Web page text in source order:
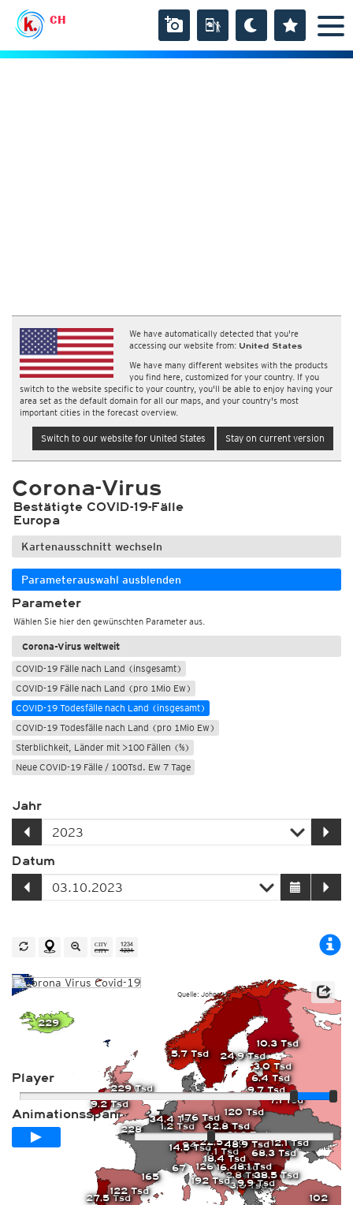
CH
We have automatically detected that you're
accessing our website from: United States
We have many different websites with the products
you find here, customized for your country. If you
switch to the website specific to your country, you'll be able to enjoy having your
area set as the default domain for all our maps, and your country's most
important cities in the forecast overview.
Switch to our website for United States Stay on current version
Corona-Virus
Bestätigte COVID-19-Fälle
Europa
Kartenausschnitt wechseln
Parameterauswahl ausblenden
Parameter
Wählen Sie hier den gewünschten Parameter aus.
Corona-Virus weltweit
COVID-19 Fälle nach Land (insgesamt)
COVID-19 Fälle nach Land (pro 1Mio Ew)
COVID-19 Todesfälle nach Land (insgesamt)
COVID-19 Todesfälle nach Land (pro 1Mio Ew)
Sterblichkeit, Länder mit >100 Fällen (%)
Neue COVID-19 Fälle / 100Tsd. Ew 7 Tage
Jahr
Datum
67
94
116
126
165
228
229
1,2 Tsd
2,8 Tsd
3,0 Tsd
3,6 Tsd
5,7 Tsd
6,4 Tsd
7,1 Tsd
7,1 Tsd
9,2 Tsd
9,7 Tsd
9,9 Tsd
10,3 Tsd
12,1 Tsd
14,5 Tsd
16,4 Tsd
18,1 Tsd
18,4 Tsd
21,2 Tsd
22,5 Tsd
24,9 Tsd
27,5 Tsd
34,4 Tsd
38,5 Tsd
42,8 Tsd
48,9 Tsd
68,3 Tsd
102
120 Tsd
122 Tsd
176 Tsd
192 Tsd
229 Tsd
Quelle: Johns-Hopkins-Universität / Worldometer
Player
Animationsspanne 12 Tage
Schnell